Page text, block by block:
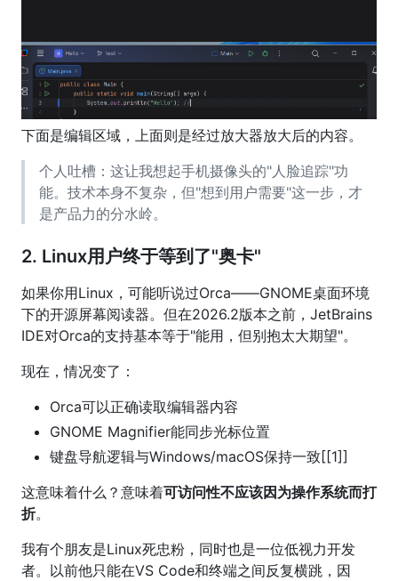
下面是编辑区域，上面则是经过放大器放大后的内容。
个人吐槽：这让我想起手机摄像头的"人脸追踪"功
能。技术本身不复杂，但"想到用户需要"这一步，才
是产品力的分水岭。
2. Linux用户终于等到了"奥卡"
如果你用Linux，可能听说过Orca——GNOME桌面环境
下的开源屏幕阅读器。但在2026.2版本之前，JetBrains
IDE对Orca的支持基本等于"能用，但别抱太大期望"。
现在，情况变了：
Orca可以正确读取编辑器内容
GNOME Magnifier能同步光标位置
键盘导航逻辑与Windows/macOS保持一致[[1]]
这意味着什么？意味着可访问性不应该因为操作系统而打
折。
我有个朋友是Linux死忠粉，同时也是一位低视力开发
者。以前他只能在VS Code和终端之间反复横跳，因